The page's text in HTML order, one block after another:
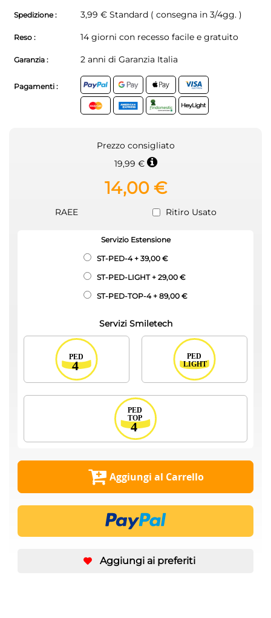
Spedizione : 3,99 € Standard ( consegna in 3/4gg. )
Reso : 14 giorni con recesso facile e gratuito
Garanzia : 2 anni di Garanzia Italia
Pagamenti :
Prezzo consigliato
19,99 €
14,00 €
RAEE Ritiro Usato
Servizio Estensione
ST-PED-4+ 39,00 €
ST-PED-LIGHT+ 29,00 €
ST-PED-TOP-4+ 89,00 €
Servizi Smiletech
Aggiungi al Carrello
Aggiungi ai preferiti